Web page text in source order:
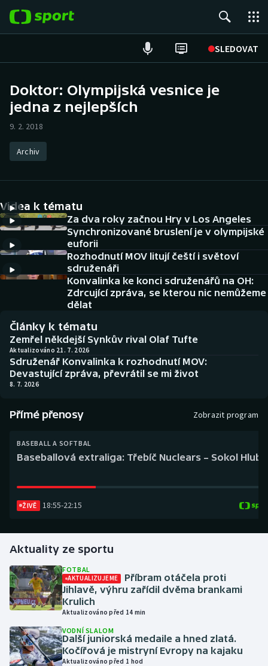
SLEDOVAT
Hokej
Atletika
DALŠÍ SPORTY
Americký fotbal
Baseball a softbal
Biatlon
Boby a skeleton
Curling
Dostihy
Futsal
Golf
Gymnastika
Házená
Judo
NEPŘEHLÉDNĚTE
Soutěže
Historické návraty
Aplikace ČT sport
AZ kvíz
Doktor: Olympijská vesnice je
jedna z nejlepších
9. 2. 2018
Archiv
Videa k tématu
Za dva roky začnou Hry v Los Angeles
Synchronizované bruslení je v olympijské
euforii
Rozhodnutí MOV litují čeští i světoví
sdruženáři
Konvalinka ke konci sdruženářů na OH:
Zdrcující zpráva, se kterou nic nemůžeme
dělat
Články k tématu
Zemřel někdejší Synkův rival Olaf Tufte
Aktualizováno 21. 7. 2026
Sdruženář Konvalinka k rozhodnutí MOV:
Devastující zpráva, převrátil se mi život
8. 7. 2026
Přímé přenosy Zobrazit program
BASEBALL A SOFTBAL
Baseballová extraliga: Třebíč Nuclears – Sokol
ŽIVĚ 18:55-22:15
Aktuality ze sportu
FOTBAL
AKTUALIZUJEME
Příbram otáčela proti
Jihlavě, výhru zařídil dvěma brankami
Krulich
Aktualizováno před 14 min
VODNÍ SLALOM
Další juniorská medaile a hned zlatá.
Kočířová je mistryní Evropy na kajaku
Aktualizováno před 1 hod